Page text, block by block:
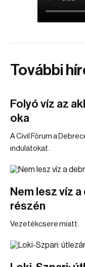
További
Folyó víz az
oka
A Civil Fórum a
indulatokat.
Nem lesz víz
részén
Vezetékcsere miatt.